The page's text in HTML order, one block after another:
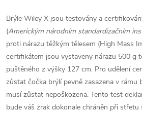
Brýle Wiley X jsou testovány a
(Americkým národním standardizačním
proti nárazu těžkým tělesem (High Mass
certifikátem jsou vystaveny nárazu 500 g
puštěného z výšky 127 cm. Pro udělení
zůstat čočka brýlí pevně zasazena v rámu
musí zůstat nepoškozena. Tento test
bude váš zrak dokonale chráněn při střetu